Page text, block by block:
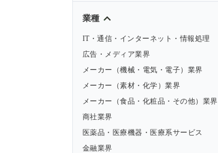
業種
IT・通信・インターネット・情報処理
広告・メディア業界
メーカー（機械・電気・電子）業界
メーカー（素材・化学）業界
メーカー（食品・化粧品・その他）業界
商社業界
医薬品・医療機器・医療系サービス
金融業界